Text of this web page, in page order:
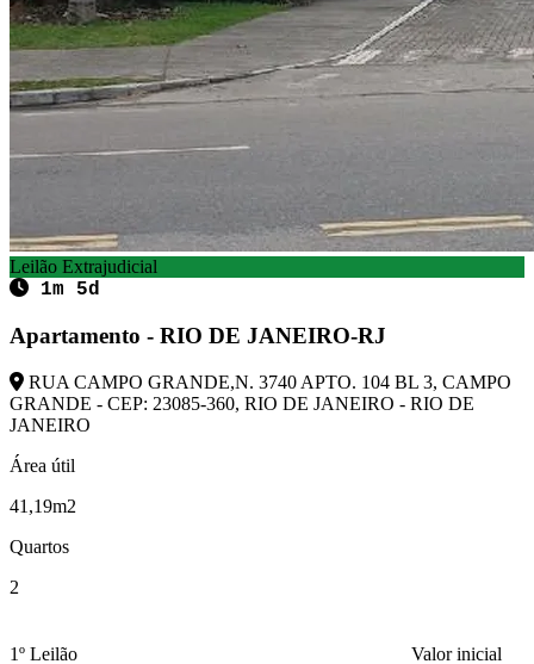
Leilão Extrajudicial
1m 5d
Apartamento - RIO DE JANEIRO-RJ
RUA CAMPO GRANDE,N. 3740 APTO. 104 BL 3, CAMPO
GRANDE - CEP: 23085-360, RIO DE JANEIRO - RIO DE
JANEIRO
Área útil
41,19m2
Quartos
2
1º Leilão
Valor inicial